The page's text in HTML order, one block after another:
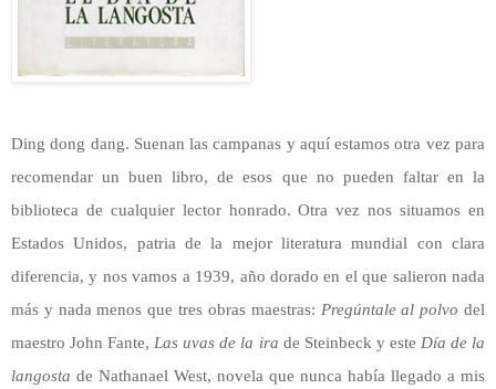
Ding dong dang. Suenan las campanas y aquí estamos otra vez para
recomendar un buen libro, de esos que no pueden faltar en la
biblioteca de cualquier lector honrado. Otra vez nos situamos en
Estados Unidos, patria de la mejor literatura mundial con clara
diferencia, y nos vamos a 1939, año dorado en el que salieron nada
más y nada menos que tres obras maestras: Pregúntale al polvodel
maestro John Fante, Las uvas de la ira de Steinbeck y este Día de la
langosta de Nathanael West, novela que nunca había llegado a mis